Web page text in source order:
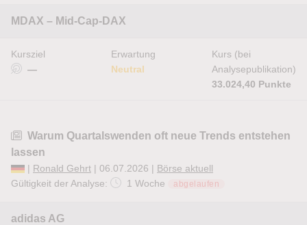
MDAX – Mid-Cap-DAX
Kursziel
—
Erwartung
Neutral
Kurs (bei
Analysepublikation)
33.024,40 Punkte
Warum Quartalswenden oft neue Trends entstehen
lassen
| Ronald Gehrt | 06.07.2026 | Börse aktuell
Gültigkeit der Analyse:
1 Woche abgelaufen
adidas AG